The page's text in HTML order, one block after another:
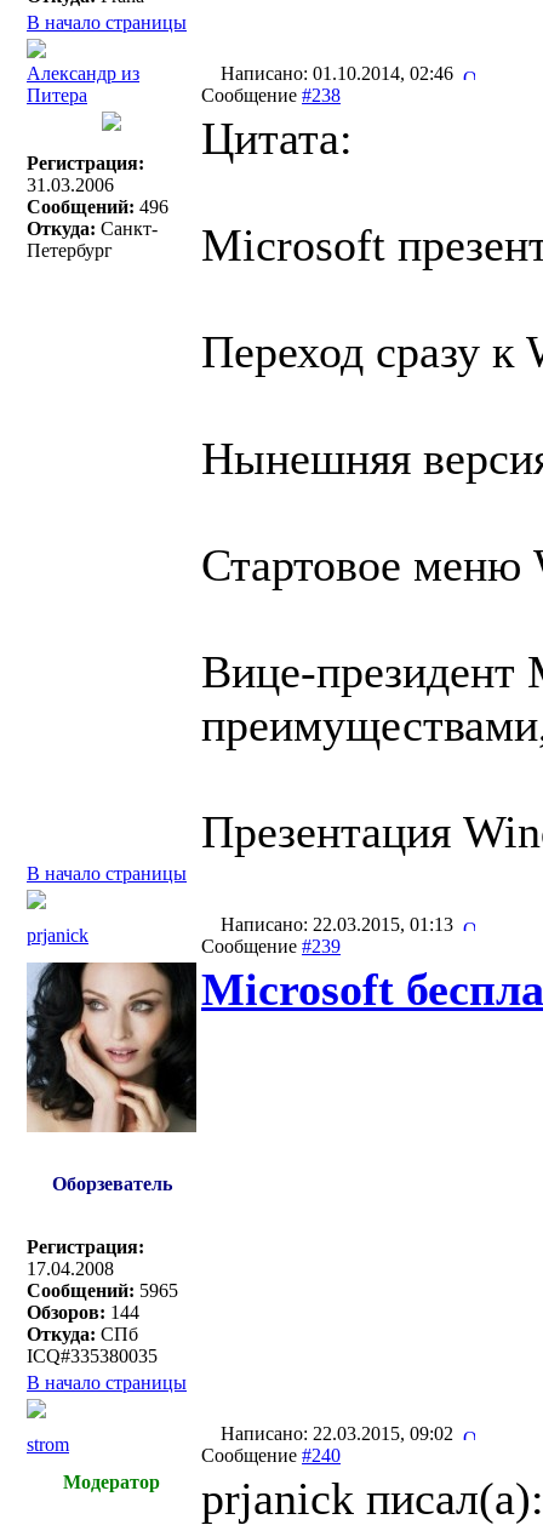
В начало страницы
Александр из
Питера
Написано: 01.10.2014, 02:46
Сообщение #238
Регистрация:
31.03.2006
Сообщений: 496
Откуда: Санкт-
Петербург
Цитата:
Microsoft
Переход сразу к
Нынешняя
Стартовое меню
Вице-президент
Презентация
В начало страницы
prjanick
Написано: 22.03.2015, 01:13
Сообщение #239
Оборзеватель
Регистрация:
17.04.2008
Сообщений: 5965
Обзоров: 144
Откуда: СПб
ICQ#335380035
Microsoft
В начало страницы
strom
Написано: 22.03.2015, 09:02
Сообщение #240
Модератор
prjanick писал(a):